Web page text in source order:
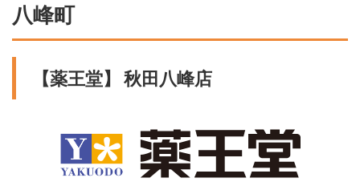
八峰町
【薬王堂】 秋田八峰店